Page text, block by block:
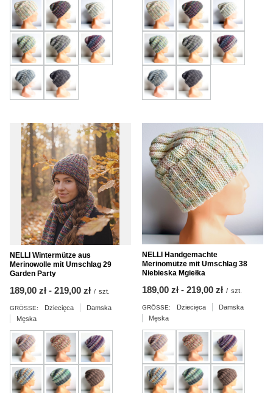
NELLI Wintermütze aus
Merinowolle mit Umschlag 29
Garden Party
ab
189,00 zł - bis
219,00 zł / szt.
GRÖSSE: Dziecięca
Damska
Męska
NELLI Handgemachte
Merinomütze mit Umschlag 38
Niebieska Mgiełka
ab
189,00 zł - bis
219,00 zł / szt.
GRÖSSE: Dziecięca
Damska
Męska